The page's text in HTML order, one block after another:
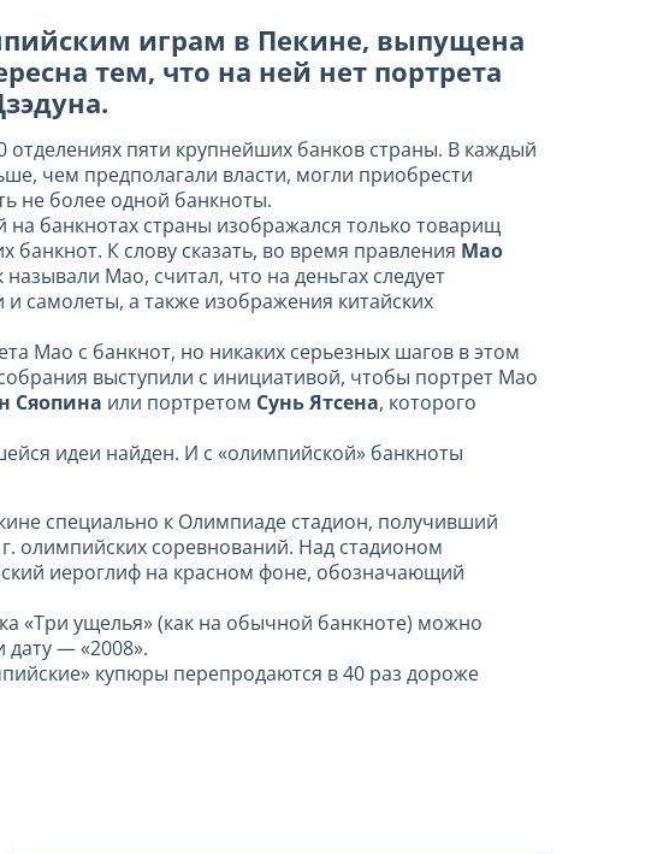
играм в Пекине, выпущена
тем, что на ней нет портрета
пяти крупнейших банков страны. В каждый
чем предполагали власти, могли приобрести
не более одной банкноты.
банкнотах страны изображался только товарищ
К слову сказать, во время правления Мао
Мао, считал, что на деньгах следует
самолеты, а также изображения китайских
Мао с банкнот, но никаких серьезных шагов в этом
выступили с инициативой, чтобы портрет Мао
Сяопина или портретом Сунь Ятсена, которого
идеи найден. И с «олимпийской» банкноты
специально к Олимпиаде стадион, получивший
олимпийских соревнований. Над стадионом
иероглиф на красном фоне, обозначающий
«Три ущелья» (как на обычной банкноте) можно
дату — «2008».
купюры перепродаются в 40 раз дороже